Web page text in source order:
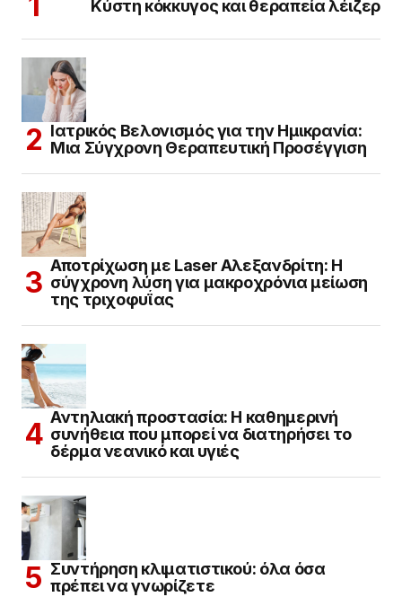
Κύστη κόκκυγος και θεραπεία λέιζερ
Ιατρικός Βελονισμός για την Ημικρανία:
Μια Σύγχρονη Θεραπευτική Προσέγγιση
Αποτρίχωση με Laser Αλεξανδρίτη: Η
σύγχρονη λύση για μακροχρόνια μείωση
της τριχοφυΐας
Αντηλιακή προστασία: Η καθημερινή
συνήθεια που μπορεί να διατηρήσει το
δέρμα νεανικό και υγιές
Συντήρηση κλιματιστικού: όλα όσα
πρέπει να γνωρίζετε